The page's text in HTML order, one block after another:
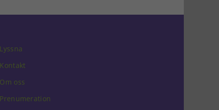
Lyssna
Kontakt
Om oss
Prenumeration